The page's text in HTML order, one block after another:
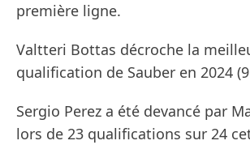
première ligne.
Valtteri Bottas décroche la
qualification de Sauber en 2024
Sergio Perez a été devancé par
lors de 23 qualifications sur 24